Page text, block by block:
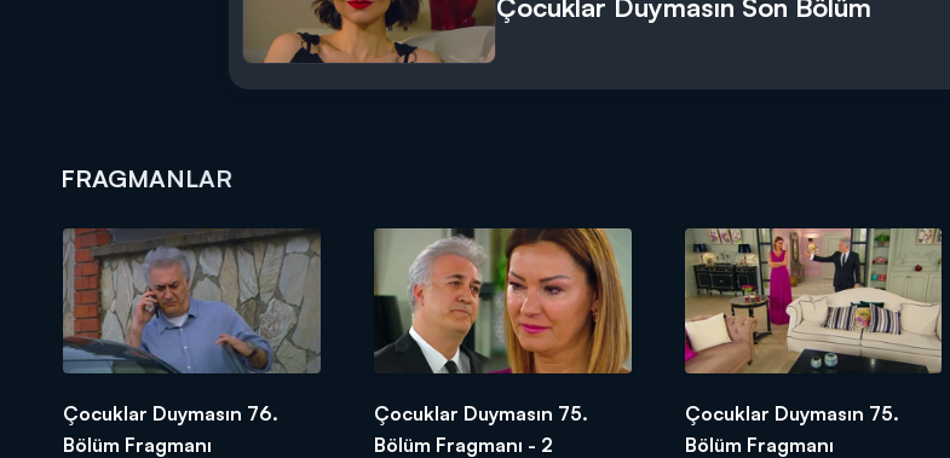
FRAGMANLAR
Çocuklar Duymasın 76.
Bölüm Fragmanı
Çocuklar Duymasın 75.
Bölüm Fragmanı - 2
Çocuklar Duymasın 75.
Bölüm Fragmanı